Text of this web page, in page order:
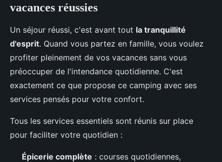
vacances réussies
Un séjour réussi, c'est avant tout la tranquillité
d'esprit. Quand vous partez en famille, vous voulez
profiter pleinement de vos vacances sans vous
préoccuper de l'intendance quotidienne. C'est
exactement ce que propose ce camping avec ses
services pensés pour votre confort.
Tous les services essentiels sont réunis sur place
pour faciliter votre quotidien :
Épicerie complète : courses quotidiennes,